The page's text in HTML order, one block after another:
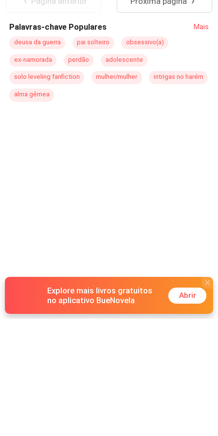
Palavras-chave Populares Mais
deusa da guerra pai solteiro obsessivo(a)
ex-namorada perdão adolescente
solo leveling fanfiction mulher/mulher intrigas no harém
alma gêmea
Explore mais livros gratuitos
no aplicativo BueNovela
Abrir